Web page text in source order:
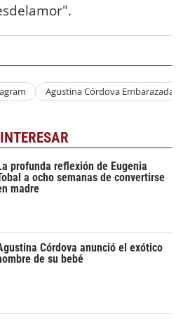
Agustina Córdova Embarazada
profunda reflexión de Eugenia
a ocho semanas de convertirse
madre
Córdova anunció el exótico
de su bebé